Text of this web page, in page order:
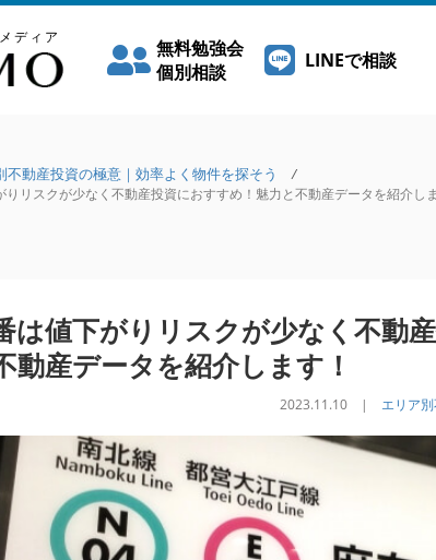
ディア
無料勉強会
個別相談
LINEで相談
不動産投資の極意｜効率よく物件を探そう
/
りリスクが少なく不動産投資におすすめ！魅力と不動産データを紹介
は値下がりリスクが少なく不動
動産データを紹介します！
2023.11.10 | エリア